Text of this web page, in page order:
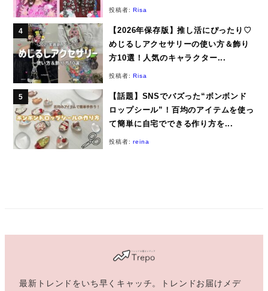
投稿者: Risa
【2026年保存版】推し活にぴったり♡
めじるしアクセサリーの使い方＆飾り
方10選！人気のキャラクター...
投稿者: Risa
【話題】SNSでバズった“ボンボンド
ロップシール”！百均のアイテムを使っ
て簡単に自宅でできる作り方を...
投稿者:reina
最新トレンドをいち早くキャッチ。トレンドお届けメデ